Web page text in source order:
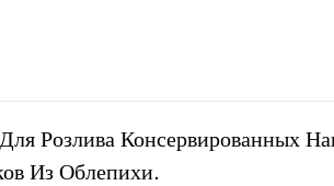
Розлива Консервированных
Из Облепихи.